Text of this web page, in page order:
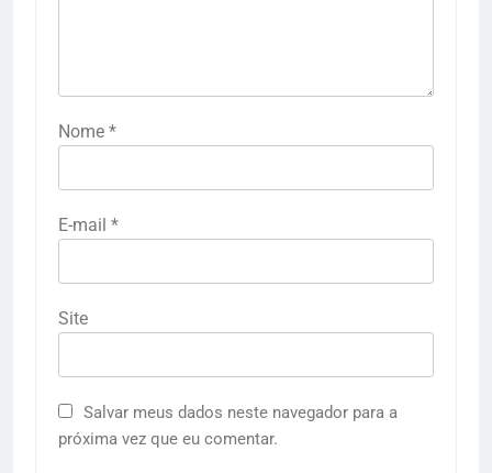
Nome *
E-mail *
Site
Salvar meus dados neste navegador para a
próxima vez que eu comentar.